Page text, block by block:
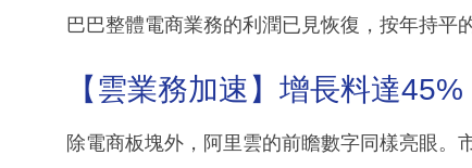
巴巴整體電商業務的利潤已見恢復，按年持平
【雲業務加速】增長料達
除電商板塊外，阿里雲的前瞻數字同樣亮眼